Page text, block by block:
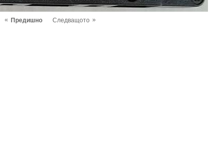
« Предишно Следващото »